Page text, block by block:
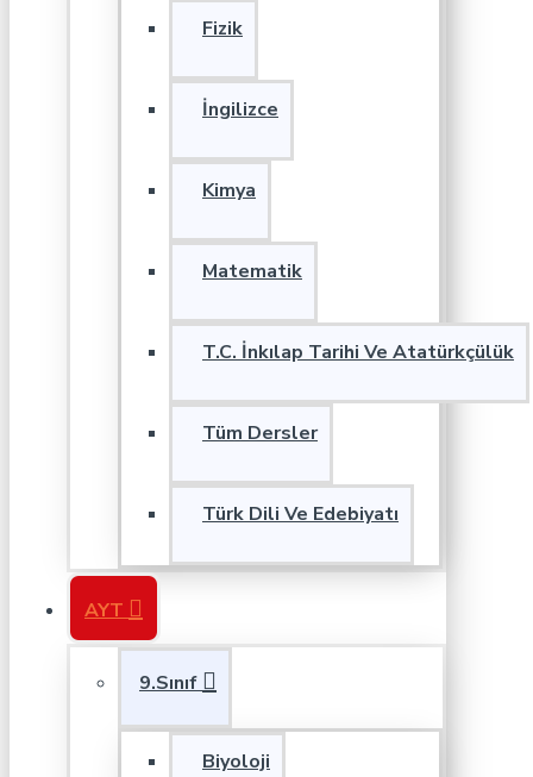
Fizik
İngilizce
Kimya
Matematik
T.C. İnkılap Tarihi Ve Atatürkçülük
Tüm Dersler
Türk Dili Ve Edebiyatı
AYT
9.Sınıf
Biyoloji